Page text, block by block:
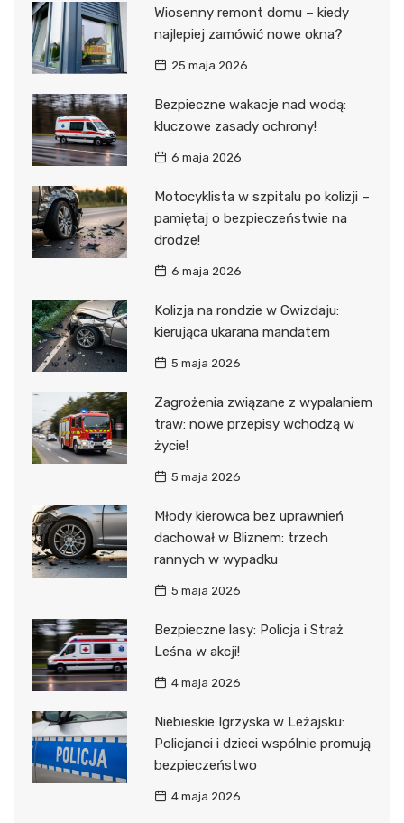
Wiosenny remont domu – kiedy
najlepiej zamówić nowe okna?
25 maja 2026
Bezpieczne wakacje nad wodą:
kluczowe zasady ochrony!
6 maja 2026
Motocyklista w szpitalu po kolizji –
pamiętaj o bezpieczeństwie na
drodze!
6 maja 2026
Kolizja na rondzie w Gwizdaju:
kierująca ukarana mandatem
5 maja 2026
Zagrożenia związane z wypalaniem
traw: nowe przepisy wchodzą w
życie!
5 maja 2026
Młody kierowca bez uprawnień
dachował w Bliznem: trzech
rannych w wypadku
5 maja 2026
Bezpieczne lasy: Policja i Straż
Leśna w akcji!
4 maja 2026
Niebieskie Igrzyska w Leżajsku:
Policjanci i dzieci wspólnie promują
bezpieczeństwo
4 maja 2026